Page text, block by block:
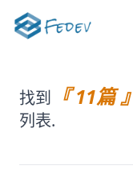
找到 『 11篇 』
列表.